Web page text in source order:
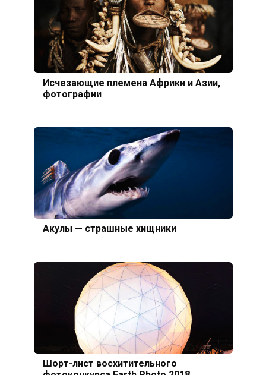
Исчезающие племена Африки и Азии,
фотографии
Акулы — страшные хищники
Шорт-лист восхитительного